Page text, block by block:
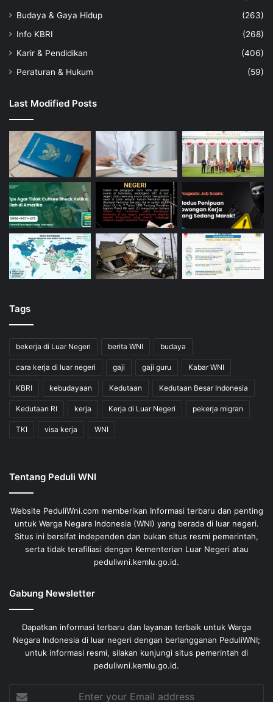
Budaya & Gaya Hidup
(263)
Info KBRI
(268)
Karir & Pendidikan
(406)
Peraturan & Hukum
(59)
Last Modified Posts
Tags
bekerja di Luar Negeri berita WNI budaya
cara kerja di luar negeri gaji gaji guru Kabar WNI
KBRI kebudayaan Kedutaan Kedutaan Besar Indonesia
Kedutaan RI kerja Kerja di Luar Negeri pekerja migran
TKI visa kerja WNI
Tentang Peduli WNI
Website PeduliWni.com memberikan Informasi terbaru dan penting
untuk Warga Negara Indonesia (WNI) yang berada di luar negeri.
Situs ini bersifat independen dan bukan situs resmi pemerintah,
serta tidak terafiliasi dengan Kementerian Luar Negeri atau
peduliwni.kemlu.go.id.
Gabung Newsletter
Dapatkan informasi terbaru dan layanan terbaik untuk Warga
Negara Indonesia di luar negeri dengan berlangganan PeduliWNI;
untuk informasi resmi, silakan kunjungi situs pemerintah di
peduliwni.kemlu.go.id.